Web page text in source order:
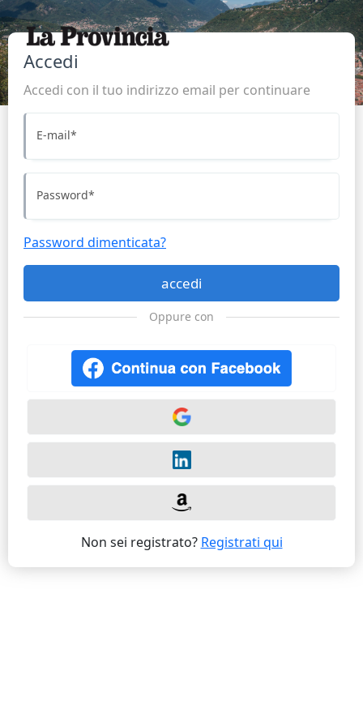
Accedi
Accedi con il tuo indirizzo email per continuare
E-mail*
Password*
Password dimenticata?
accedi
Oppure con
Non sei registrato? Registrati qui